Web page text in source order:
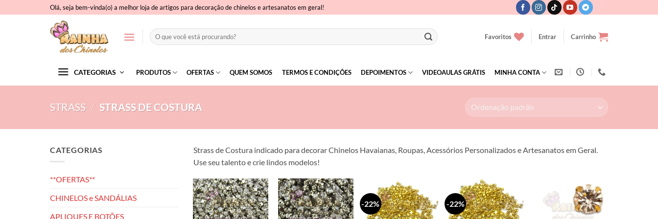
to
Olá, seja bem-vinda(o) a melhor loja de artigos para decoração de chinelos e artesanatos em geral!
Pesquisar
por:
Favoritos Entrar Carrinho
CATEGORIAS PRODUTOS OFERTAS QUEM SOMOS TERMOS E CONDIÇÕES DEPOIMENTOS VIDEOAULAS GRÁTIS MINHA CONTA
STRASS / STRASS DE COSTURA
CATEGORIAS
**OFERTAS**
CHINELOS e SANDÁLIAS
APLIQUES E BOTÕES
Strass de Costura indicado para decorar Chinelos Havaianas, Roupas, Acessórios Personalizados e Artesanatos em Geral.
Use seu talento e crie lindos modelos!
-22% -22%